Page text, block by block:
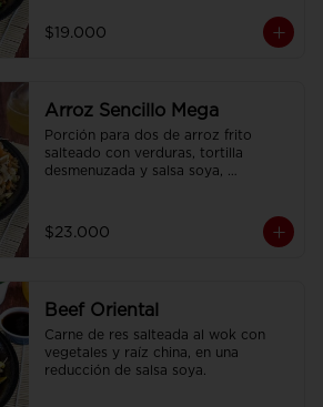
$19.000
Arroz Sencillo Mega
Porción para dos de arroz frito
salteado con verduras, tortilla
desmenuzada y salsa soya,
$23.000
Beef Oriental
Carne de res salteada al wok con
vegetales y raíz china, en una
reducción de salsa soya.